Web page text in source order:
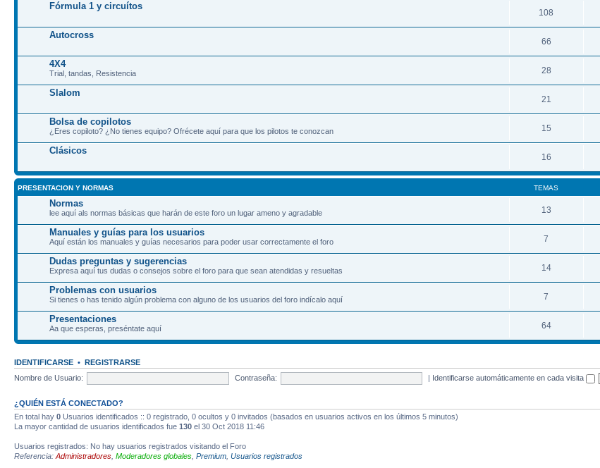
Fórmula 1 y circuítos
108
Autocross
66
4X4
Trial, tandas, Resistencia 28
Slalom
21
Bolsa de copilotos
¿Eres copiloto? ¿No tienes equipo? Ofrécete aquí para que los pilotos te conozcan 15
Clásicos
16
PRESENTACION Y NORMAS TEMAS
Normas
lee aquí als normas básicas que harán de este foro un lugar ameno y agradable 13
Manuales y guías para los usuarios
Aquí están los manuales y guías necesarios para poder usar correctamente el foro 7
Dudas preguntas y sugerencias
Expresa aquí tus dudas o consejos sobre el foro para que sean atendidas y resueltas 14
Problemas con usuarios
Si tienes o has tenido algún problema con alguno de los usuarios del foro indícalo aquí 7
Presentaciones
Aa que esperas, preséntate aquí 64
IDENTIFICARSE • REGISTRARSE
Nombre de Usuario:
Contraseña: | Identificarse automáticamente en cada visita
¿QUIÉN ESTÁ CONECTADO?
En total hay 0 Usuarios identificados :: 0 registrado, 0 ocultos y 0 invitados (basados en usuarios activos en los últimos 5 minutos)
La mayor cantidad de usuarios identificados fue 130 el 30 Oct 2018 11:46
Usuarios registrados: No hay usuarios registrados visitando el Foro
Referencia: Administradores Moderadores globales Premium Usuarios registrados